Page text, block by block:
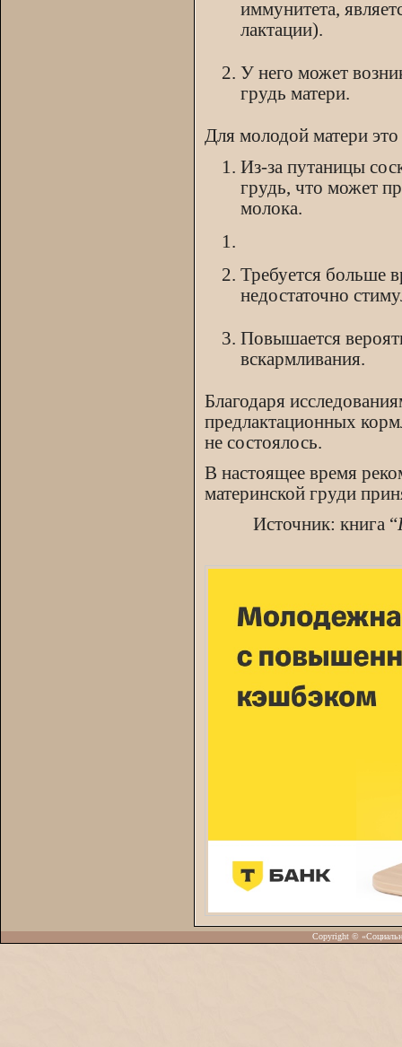
иммунитета,
лактации).
У него может
грудь матери.
Для молодой матери
Из-за путаницы
грудь, что может
молока.
Требуется больше
недостаточно
Повышается
вскармливания.
Благодаря
предлактационных
не состоялось.
В настоящее время
материнской груди
Источник: книга “
Copyright ©